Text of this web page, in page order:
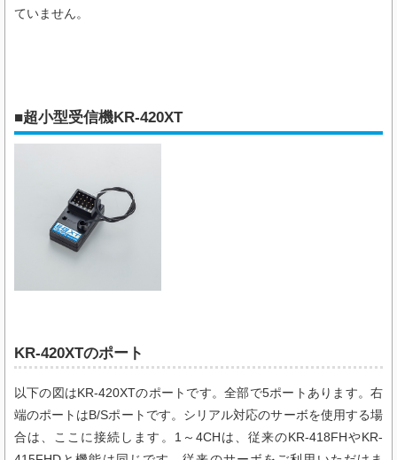
ていません。
■超小型受信機KR-420XT
KR-420XTのポート
以下の図はKR-420XTのポートです。全部で5ポートあります。右
端のポートはB/Sポートです。シリアル対応のサーボを使用する場
合は、ここに接続します。1～4CHは、従来のKR-418FHやKR-